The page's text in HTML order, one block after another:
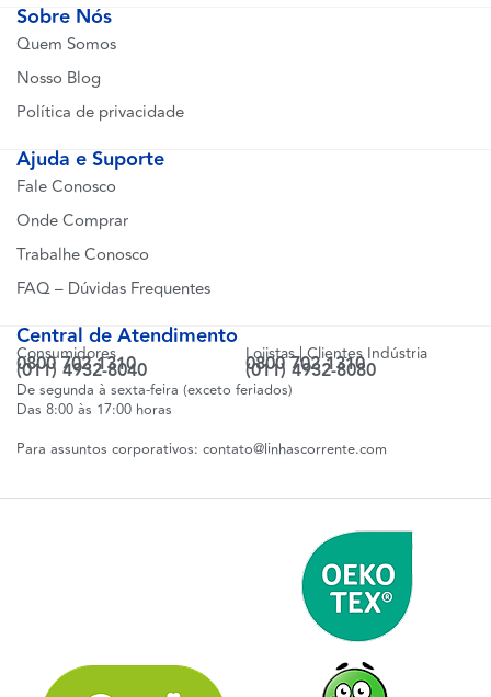
Sobre Nós
Quem Somos
Nosso Blog
Política de privacidade
Ajuda e Suporte
Fale Conosco
Onde Comprar
Trabalhe Conosco
FAQ – Dúvidas Frequentes
Central de Atendimento
Consumidores
0800 702 1310
(011) 4932-8040
Lojistas | Clientes Indústria
0800 702 1310
(011) 4932-8080
De segunda à sexta-feira (exceto feriados)
Das 8:00 às 17:00 horas
Para assuntos corporativos: contato@linhascorrente.com